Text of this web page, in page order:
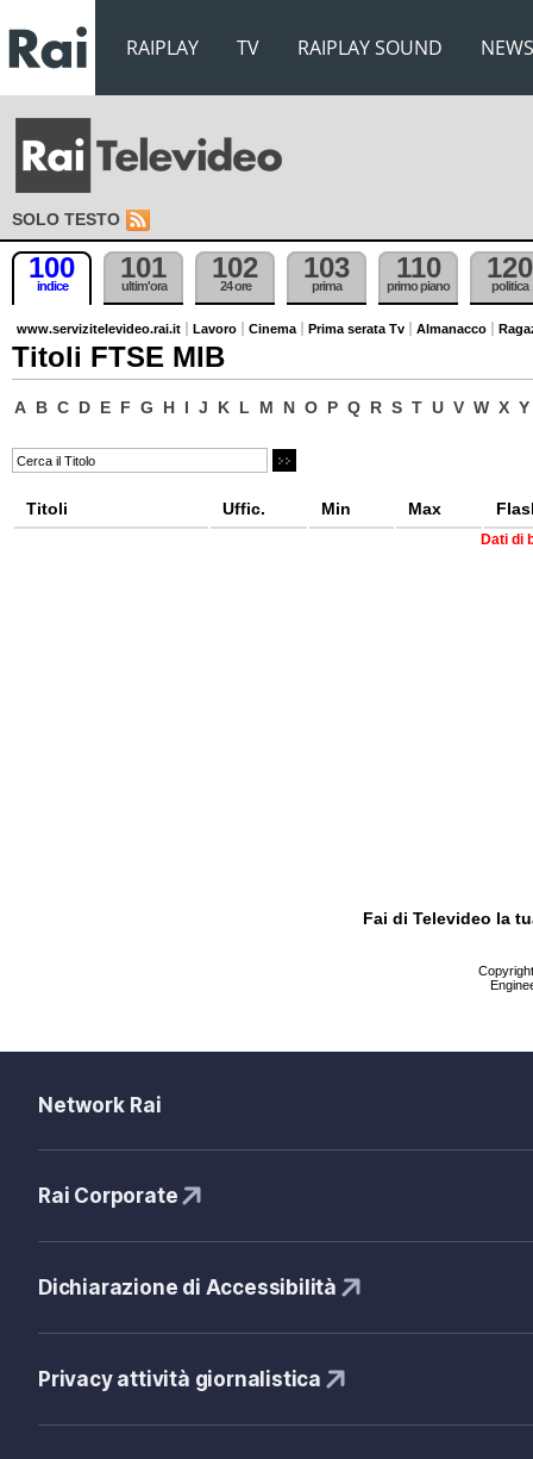
RAIPLAY TV RAIPLAY SOUND NEWS
SOLO TESTO
100
indice
101
ultim'ora
102
24 ore
103
prima
110
primo piano
120
politica
www.servizitelevideo.rai.it Lavoro Cinema Prima serata Tv Almanacco
Titoli FTSE MIB
A B C D E F G H I J K L M N O P Q R S T U V W X Y
Titoli Uffic. Min Max
Dati di
Fai di Televideo la